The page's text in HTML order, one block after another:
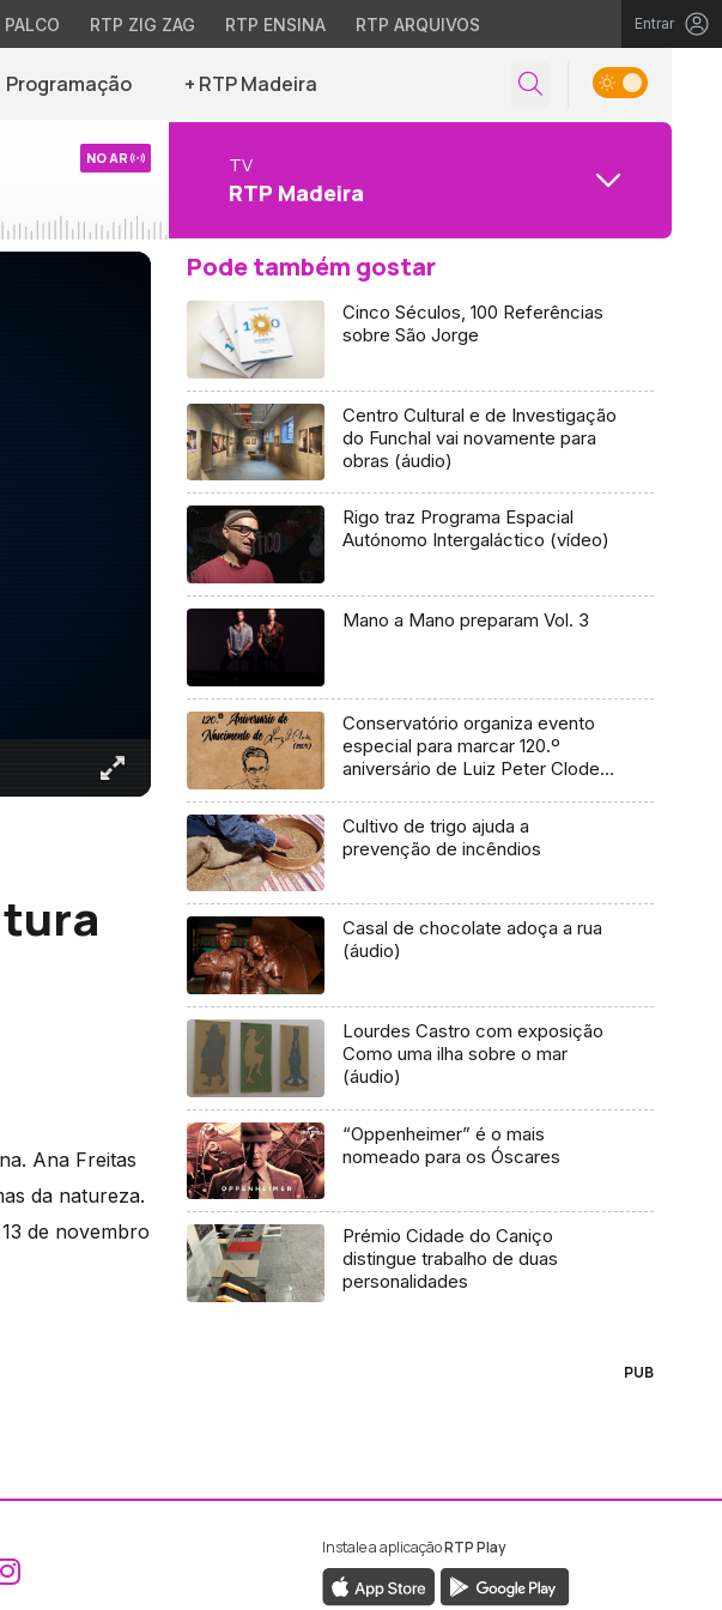
PALCO RTP ZIG ZAG RTP ENSINA RTP ARQUIVOS Entrar
Programação + RTP Madeira
NO AR TV
RTP Madeira
Ana Freitas
da natureza.
de novembro
Pode também gostar
Cinco Séculos, 100 Referências
sobre São Jorge
Centro Cultural e de Investigação
do Funchal vai novamente para
obras (áudio)
Rigo traz Programa Espacial
Autónomo Intergaláctico (vídeo)
Mano a Mano preparam Vol. 3
Conservatório organiza evento
especial para marcar 120.º
aniversário de Luiz Peter Clode
Cultivo de trigo ajuda a
prevenção de incêndios
Casal de chocolate adoça a rua
(áudio)
Lourdes Castro com exposição
Como uma ilha sobre o mar
(áudio)
“Oppenheimer” é o mais
nomeado para os Óscares
Prémio Cidade do Caniço
distingue trabalho de duas
personalidades
PUB
ao Facebook da RTP Madeira
Aceder ao Instagram da RTP Madeira
Instale a aplicaçãoRTP Play